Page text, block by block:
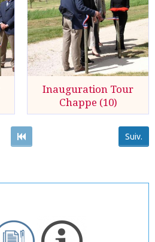
Inauguration Tour
Chappe (10)
Suiv.